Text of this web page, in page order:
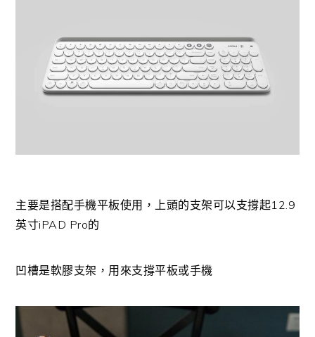
主要是搭配手機平板使用，上頭的支架可以支撐起12.9
英寸iPAD Pro的
凹槽是軟膠支架，用來支撐平板或手機